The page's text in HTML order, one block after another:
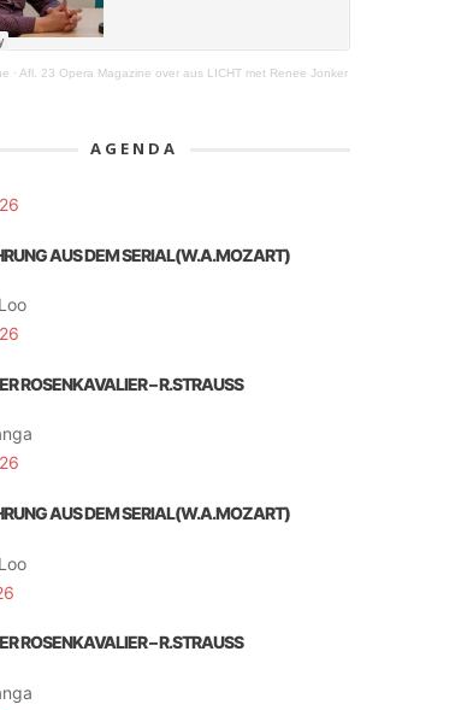
· Afl. 23 Opera Magazine over aus LICHT met Renee Jonker
AGENDA
AUS DEM SERIAL(W.A.MOZART)
ROSENKAVALIER – R.STRAUSS
AUS DEM SERIAL(W.A.MOZART)
ROSENKAVALIER – R.STRAUSS